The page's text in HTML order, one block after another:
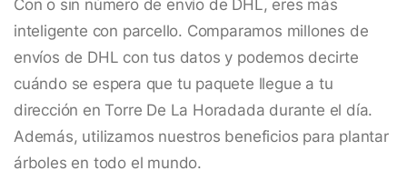
Con o sin número de envío de DHL, eres más
inteligente con parcello. Comparamos millones de
envíos de DHL con tus datos y podemos decirte
cuándo se espera que tu paquete llegue a tu
dirección en Torre De La Horadada durante el día.
Además, utilizamos nuestros beneficios para plantar
árboles en todo el mundo.